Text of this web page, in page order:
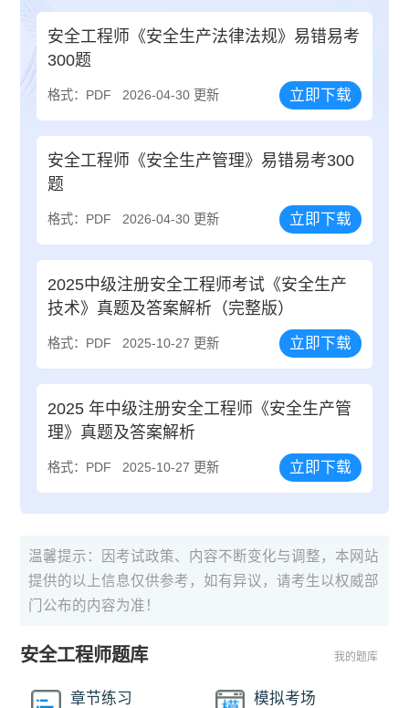
安全工程师《安全生产法律法规》易错易考
300题
格式：PDF 2026-04-30 更新 立即下载
安全工程师《安全生产管理》易错易考300
题
格式：PDF 2026-04-30 更新 立即下载
2025中级注册安全工程师考试《安全生产
技术》真题及答案解析（完整版）
格式：PDF 2025-10-27 更新 立即下载
2025 年中级注册安全工程师《安全生产管
理》真题及答案解析
格式：PDF 2025-10-27 更新 立即下载
温馨提示：因考试政策、内容不断变化与调整，本网站
提供的以上信息仅供参考，如有异议，请考生以权威部
门公布的内容为准！
安全工程师题库 我的题库
章节练习 模拟考场